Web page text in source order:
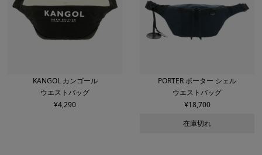
KANGOL カンゴール
ウエストバッグ
¥4,290
PORTER ポーター シェル
ウエストバッグ
¥18,700
在庫切れ